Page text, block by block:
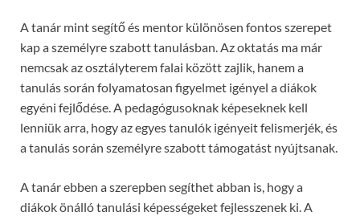
A tanár mint segítő és mentor különösen fontos szerepet
kap a személyre szabott tanulásban. Az oktatás ma már
nemcsak az osztályterem falai között zajlik, hanem a
tanulás során folyamatosan figyelmet igényel a diákok
egyéni fejlődése. A pedagógusoknak képeseknek kell
lenniük arra, hogy az egyes tanulók igényeit felismerjék, és
a tanulás során személyre szabott támogatást nyújtsanak.
A tanár ebben a szerepben segíthet abban is, hogy a
diákok önálló tanulási képességeket fejlesszenek ki. A